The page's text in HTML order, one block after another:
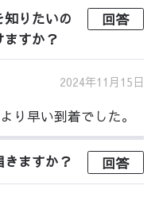
りたいの
すか？
回答
2024年11月15日
り早い到着でした。
ますか？ 回答